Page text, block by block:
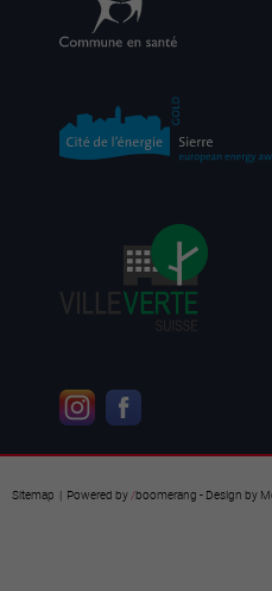
Sitemap | Powered by /boomerang - Design by